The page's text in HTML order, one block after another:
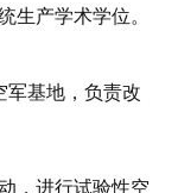
生产学术学位。
基地，负责改
，进行试验性空